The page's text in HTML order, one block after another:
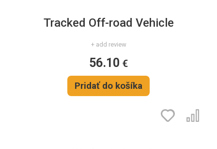
Tracked Off-road Vehicle
+ add review
56.10 €
Pridať do košíka